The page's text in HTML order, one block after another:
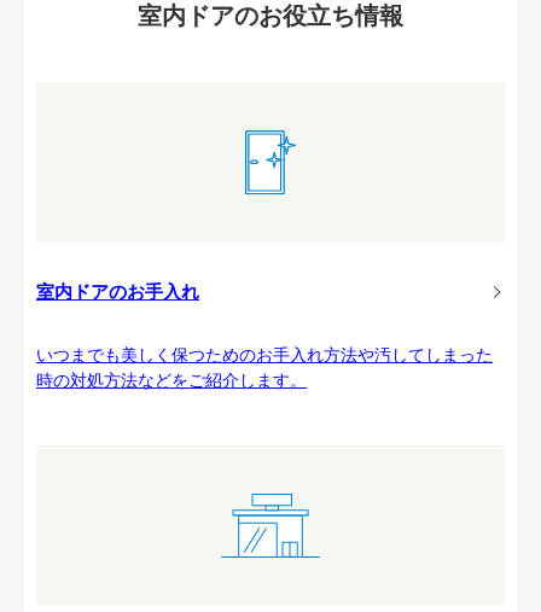
室内ドアのお役立ち情報
室内ドアのお手入れ
いつまでも美しく保つためのお手入れ方法や汚してしまった
時の対処方法などをご紹介します。